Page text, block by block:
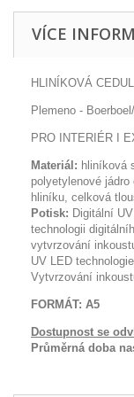
VÍCE
HLINÍKOVÁ
Plemeno -
PRO INTERIÉR I
Materiál: hliníková
polyetylenové
hliníku, celková
Potisk: Digitální
technologii
vytvrzování
UV LED
Vytvrzování
FORMÁT: A5
Dostupnost se
Průměrná doba